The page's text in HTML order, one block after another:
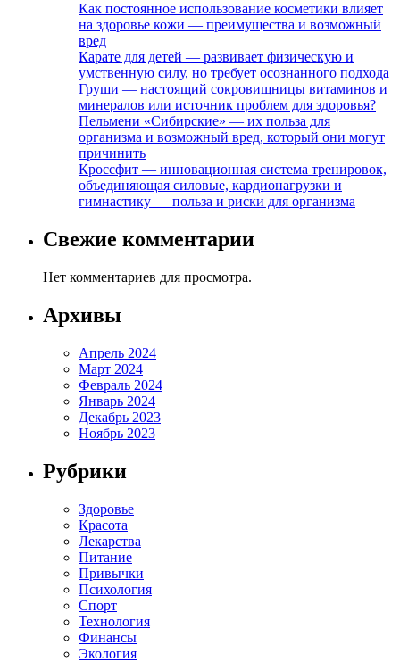
Как постоянное использование косметики влияет
на здоровье кожи — преимущества и возможный
вред
Карате для детей — развивает физическую и
умственную силу, но требует осознанного подхода
Груши — настоящий сокровищницы витаминов и
минералов или источник проблем для здоровья?
Пельмени «Сибирские» — их польза для
организма и возможный вред, который они могут
причинить
Кроссфит — инновационная система тренировок,
объединяющая силовые, кардионагрузки и
гимнастику — польза и риски для организма
Свежие комментарии
Нет комментариев для просмотра.
Архивы
Апрель 2024
Март 2024
Февраль 2024
Январь 2024
Декабрь 2023
Ноябрь 2023
Рубрики
Здоровье
Красота
Лекарства
Питание
Привычки
Психология
Спорт
Технология
Финансы
Экология